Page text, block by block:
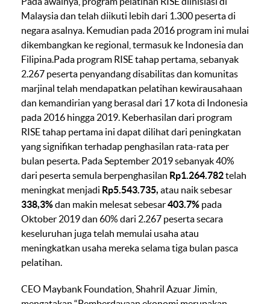
Malaysia dan telah diikuti lebih dari 1.300 peserta di
negara asalnya. Kemudian pada 2016 program ini mulai
dikembangkan ke regional, termasuk ke Indonesia dan
Filipina.Pada program RISE tahap pertama, sebanyak
2.267 peserta penyandang disabilitas dan komunitas
marjinal telah mendapatkan pelatihan kewirausahaan
dan kemandirian yang berasal dari 17 kota di Indonesia
pada 2016 hingga 2019. Keberhasilan dari program
RISE tahap pertama ini dapat dilihat dari peningkatan
yang signifikan terhadap penghasilan rata-rata per
bulan peserta. Pada September 2019 sebanyak 40%
dari peserta semula berpenghasilan Rp1.264.782telah
meningkat menjadi Rp5.543.735, atau naik sebesar
338,3%dan makin melesat sebesar403.7% pada
Oktober 2019 dan 60% dari 2.267 peserta secara
keseluruhan juga telah memulai usaha atau
meningkatkan usaha mereka selama tiga bulan pasca
pelatihan.
CEO Maybank Foundation, Shahril Azuar Jimin,